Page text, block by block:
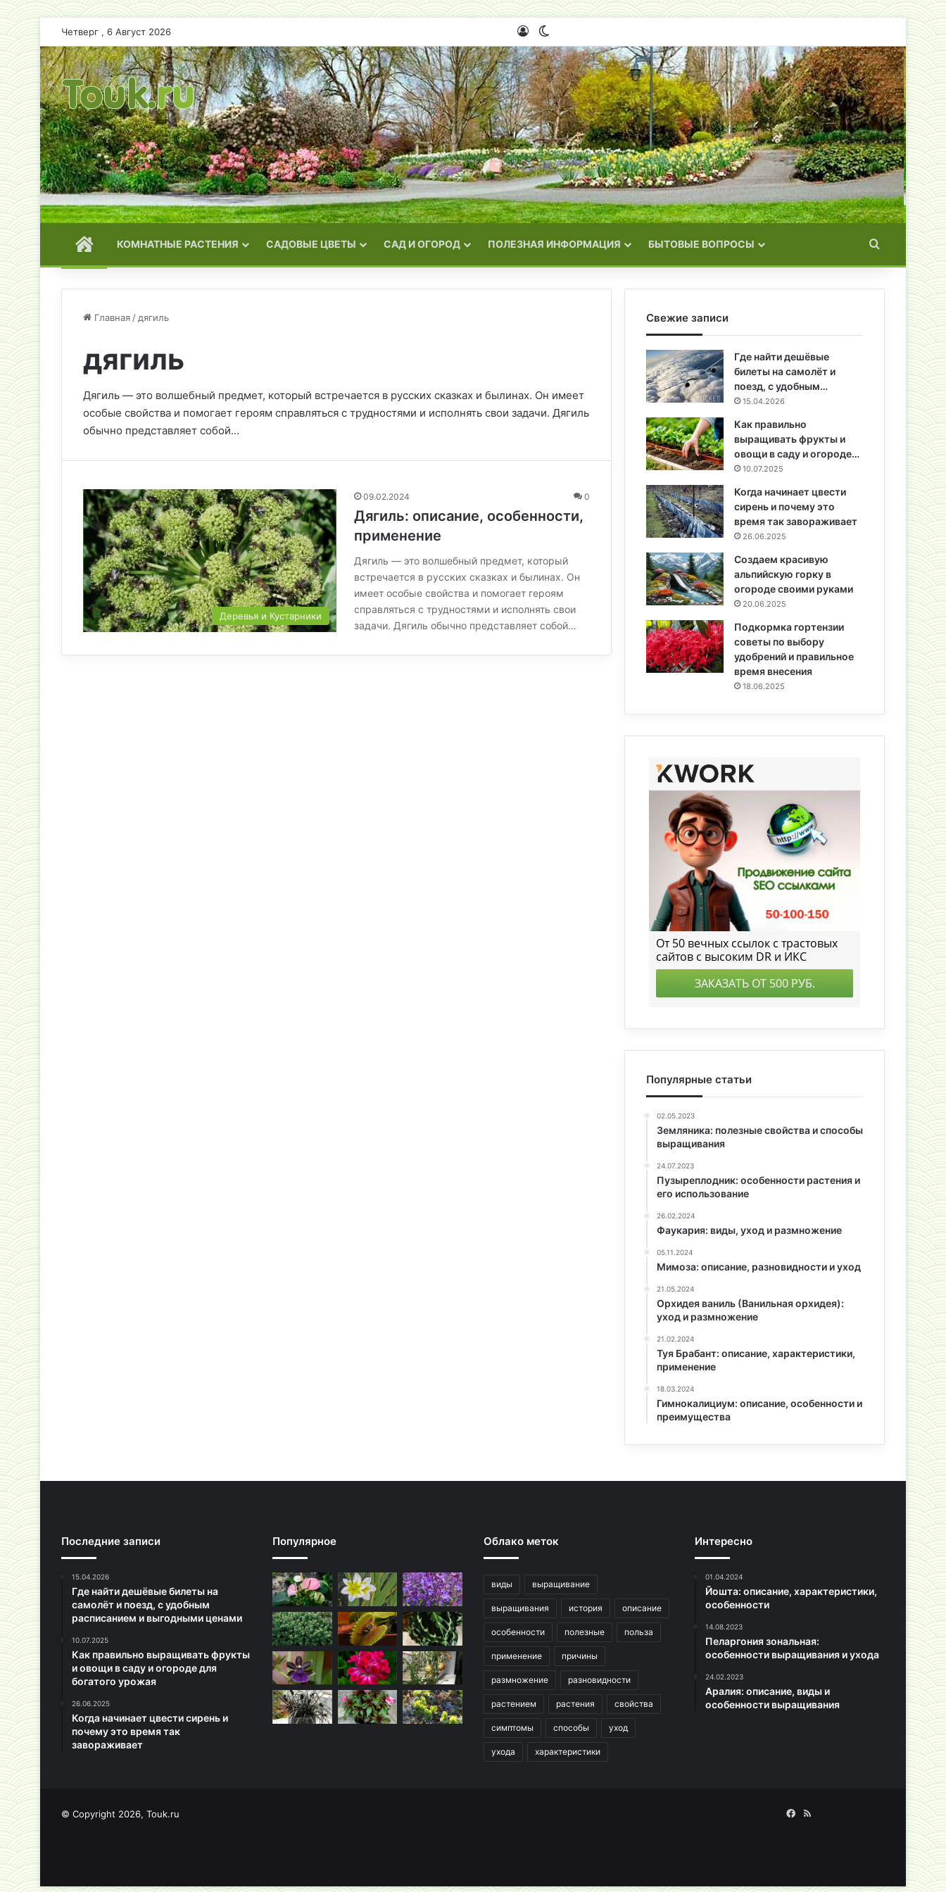
Четверг , 6 Август 2026 Войти
ГЛАВНАЯКОМНАТНЫЕ РАСТЕНИЯ САДОВЫЕ ЦВЕТЫ САД И ОГОРОД ПОЛЕЗНАЯ ИНФОРМАЦИЯ БЫТОВЫЕ ВОПРОСЫ Искать
Главная / дягиль
дягиль
Дягиль — это волшебный предмет, который встречается в русских сказках и былинах. Он имеет
особые свойства и помогает героям справляться с трудностями и исполнять свои задачи. Дягиль
обычно представляет собой…
Деревья и Кустарники
09.02.2024 0
Дягиль: описание, особенности,
применение
Дягиль — это волшебный предмет, который
встречается в русских сказках и былинах. Он
имеет особые свойства и помогает героям
справляться с трудностями и исполнять свои
задачи. Дягиль обычно представляет собой…
Свежие записи
Где найти дешёвые
билеты на самолёт и
поезд, с удобным…
15.04.2026
Как правильно
выращивать фрукты и
овощи в саду и огороде…
10.07.2025
Когда начинает цвести
сирень и почему это
время так завораживает
26.06.2025
Создаем красивую
альпийскую горку в
огороде своими руками
20.06.2025
Подкормка гортензии
советы по выбору
удобрений и правильное
время внесения
18.06.2025
Популярные статьи
02.05.2023
Земляника: полезные свойства и способы
выращивания
24.07.2023
Пузыреплодник: особенности растения и
его использование
26.02.2024
Фаукария: виды, уход и размножение
05.11.2024
Мимоза: описание, разновидности и уход
21.05.2024
Орхидея ваниль (Ванильная орхидея):
уход и размножение
21.02.2024
Туя Брабант: описание, характеристики,
применение
18.03.2024
Гимнокалициум: описание, особенности и
преимущества
Последние записи
15.04.2026
Где найти дешёвые билеты на
самолёт и поезд, с удобным
расписанием и выгодными ценами
10.07.2025
Как правильно выращивать фрукты
и овощи в саду и огороде для
богатого урожая
26.06.2025
Когда начинает цвести сирень и
почему это время так
завораживает
Популярное Облако меток
виды выращивание
выращивания история описание
особенности полезные польза
применение причины
размножение разновидности
растением растения свойства
симптомы способы уход
ухода характеристики
Интересно
01.04.2024
Йошта: описание, характеристики,
особенности
14.08.2023
Пеларгония зональная:
особенности выращивания и ухода
24.02.2023
Аралия: описание, виды и
особенности выращивания
© Copyright 2026, Touk.ru Facebook